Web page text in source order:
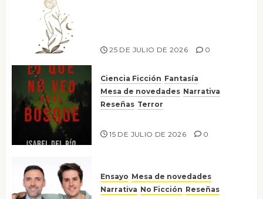
25 DE JULIO DE 2026 0
Ciencia Ficción Fantasía
Mesa de novedades Narrativa
Reseñas Terror
15 DE JULIO DE 2026 0
Ensayo Mesa de novedades
Narrativa No Ficción Reseñas